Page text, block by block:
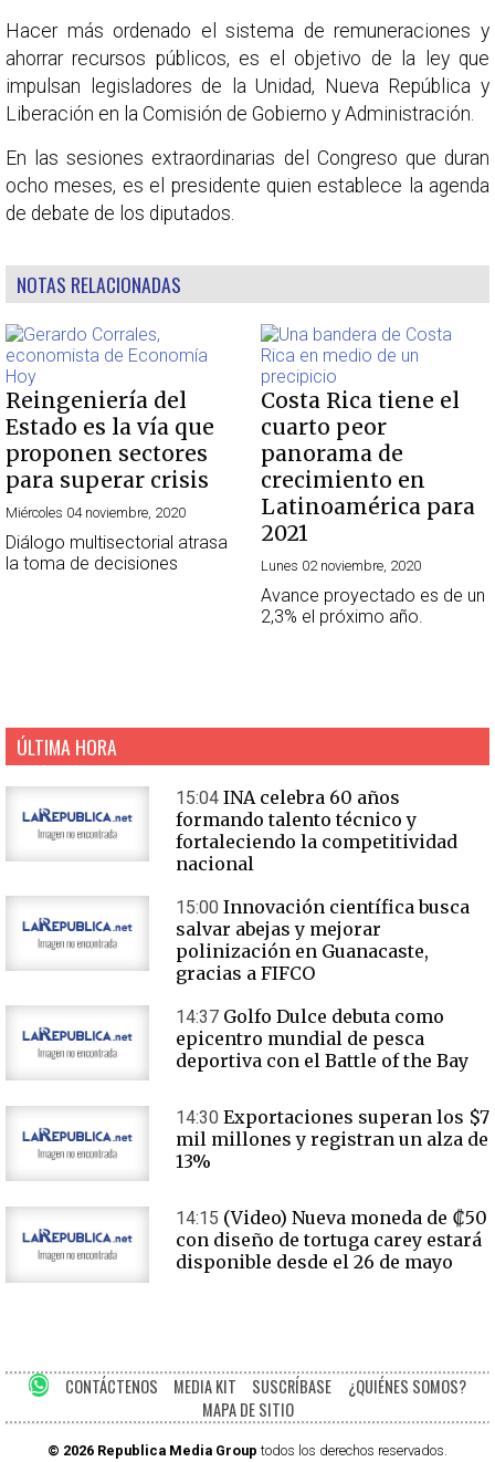
Hacer más ordenado el sistema de remuneraciones y
ahorrar recursos públicos, es el objetivo de la ley que
impulsan legisladores de la Unidad, Nueva República y
Liberación en la Comisión de Gobierno y Administración.
En las sesiones extraordinarias del Congreso que duran
ocho meses, es el presidente quien establece la agenda
de debate de los diputados.
NOTAS RELACIONADAS
Reingeniería del
Estado es la vía que
proponen sectores
para superar crisis
Miércoles 04 noviembre, 2020
Diálogo multisectorial atrasa
la toma de decisiones
Costa Rica tiene el
cuarto peor
panorama de
crecimiento en
Latinoamérica para
2021
Lunes 02 noviembre, 2020
Avance proyectado es de un
2,3% el próximo año.
ÚLTIMA HORA
15:04 INA celebra 60 años
formando talento técnico y
fortaleciendo la competitividad
nacional
15:00 Innovación científica busca
salvar abejas y mejorar
polinización en Guanacaste,
gracias a FIFCO
14:37 Golfo Dulce debuta como
epicentro mundial de pesca
deportiva con el Battle of the Bay
14:30 Exportaciones superan los $7
mil millones y registran un alza de
13%
14:15 (Video) Nueva moneda de ₡50
con diseño de tortuga carey estará
disponible desde el 26 de mayo
CONTÁCTENOS MEDIA KIT SUSCRÍBASE
¿QUIÉNES SOMOS?
MAPA DE SITIO
© 2026 Republica Media Group todos los derechos reservados.